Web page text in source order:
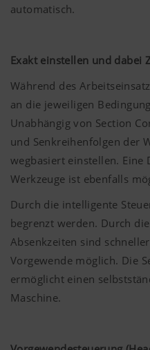
automatisch.
Exakt einstellen und dabei
Während des
an die jeweiligen
Unabhängig von Section
und Senkreihenfolgen der
wegbasiert einstellen. Eine
Werkzeuge ist ebenfalls
Durch die intelligente
begrenzt werden. Durch
Absenkzeiten sind
Vorgewende möglich. Die
ermöglicht einen
Maschine.